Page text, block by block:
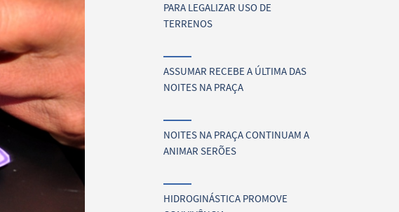
PARA LEGALIZAR USO DE
TERRENOS
ASSUMAR RECEBE A ÚLTIMA DAS
NOITES NA PRAÇA
NOITES NA PRAÇA CONTINUAM A
ANIMAR SERÕES
HIDROGINÁSTICA PROMOVE